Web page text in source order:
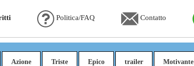
Politica/FAQ Contatto
Azione Triste Epico trailer Motivante